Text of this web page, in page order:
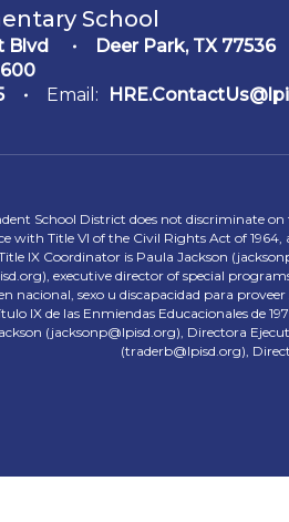
School
Blvd
Deer Park, TX 77536
Email:
School District does not discriminate
with Title VI of the Civil Rights Act of
IX Coordinator is Paula Jackson
executive director of special
nacional, sexo u discapacidad para
IX de las Enmiendas Educacionales de
(jacksonp@lpisd.org), Directora
(traderb@lpisd.org),